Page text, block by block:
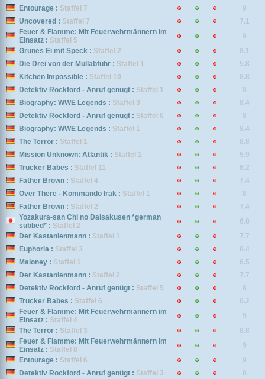
Entourage : Staffel 7
9
Uncovered : Staffel 7
7.1
Feuer & Flamme: Mit Feuerwehrmännern im
Einsatz : Staffel 5
9
Grünes Ei mit Speck : Staffel 2
8.1
Die Drei von der Müllabfuhr : Staffel 1
5.8
Kitchen Impossible : Staffel 10
8.8
Detektiv Rockford - Anruf genügt : Staffel 1
8
Biography: WWE Legends : Staffel 3
8.4
Detektiv Rockford - Anruf genügt : Staffel 6
8
Biography: WWE Legends : Staffel 1
8.4
The Terror : Staffel 1
8.8
Mission Unknown: Atlantik : Staffel 1
5.9
Trucker Babes : Staffel 11
6.2
Father Brown : Staffel 4
7.4
Over There - Kommando Irak : Staffel 1
8
Father Brown : Staffel 2
7.4
Yozakura-san Chi no Daisakusen *german
subbed* : Staffel 2
6.8
Der Kastanienmann : Staffel 1
7.7
Euphoria : Staffel 3
8.4
Maloney : Staffel 1
6.5
Der Kastanienmann : Staffel 2
7.7
Detektiv Rockford - Anruf genügt : Staffel 5
8
Trucker Babes : Staffel 6
6.2
Feuer & Flamme: Mit Feuerwehrmännern im
Einsatz : Staffel 4
9
The Terror : Staffel 3
8.8
Feuer & Flamme: Mit Feuerwehrmännern im
Einsatz : Staffel 8
9
Entourage : Staffel 6
9
Detektiv Rockford - Anruf genügt : Staffel 3
8